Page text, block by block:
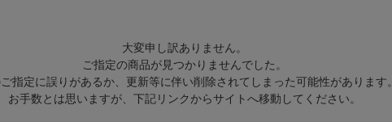
大変申し訳ありません。
ご指定の商品が見つかりませんでした。
ご指定に誤りがあるか、更新等に伴い削除されてしまった可能性があります。
お手数とは思いますが、下記リンクからサイトへ移動してください。